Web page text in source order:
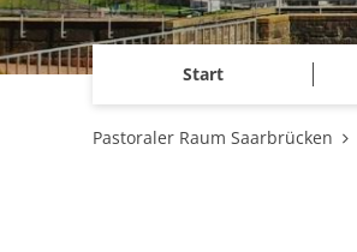
Start
Pastoraler Raum Saarbrücken